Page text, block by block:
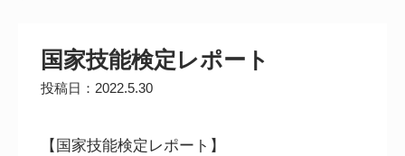
国家技能検定レポート
投稿日：2022.5.30
【国家技能検定レポート】